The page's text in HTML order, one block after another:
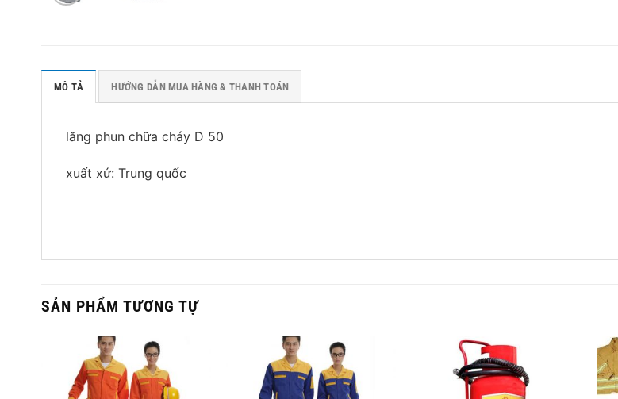
MÔ TẢ HƯỚNG DẪN MUA HÀNG & THANH TOÁN
lăng phun chữa cháy D 50
xuất xứ: Trung quốc
SẢN PHẨM TƯƠNG TỰ